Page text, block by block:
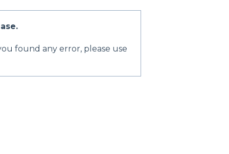
found any error, please use